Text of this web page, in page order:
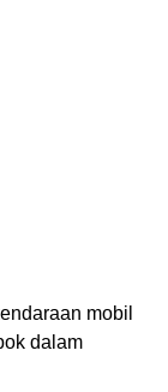
mobil
dalam